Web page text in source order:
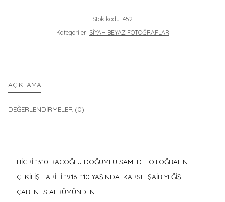
Stok kodu: 452
Kategoriler: SİYAH BEYAZ FOTOĞRAFLAR
AÇIKLAMA
DEĞERLENDIRMELER (0)
HİCRİ 1310 BACOĞLU DOĞUMLU SAMED. FOTOĞRAFIN
ÇEKİLİŞ TARİHİ 1916. 110 YAŞINDA. KARSLI ŞAİR YEĞİŞE
ÇARENTS ALBÜMÜNDEN.